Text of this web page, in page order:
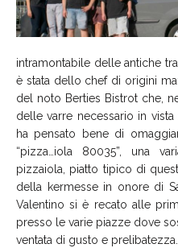
intramontabile delle antiche
è stata dello chef di origini
del noto Berties Bistrot che,
delle varre necessario in
ha pensato bene di
“pizza…iola 80035”, una
pizzaiola, piatto tipico di
della kermesse in onore di
Valentino si è recato alle
presso le varie piazze dove
ventata di gusto e prelibatezza.